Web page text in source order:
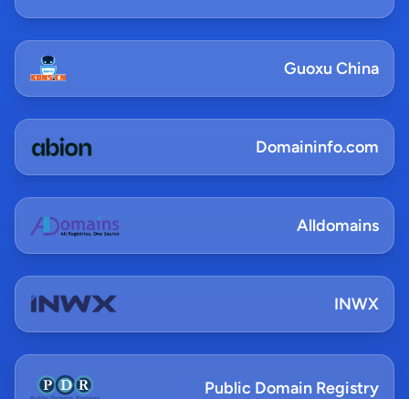
Guoxu China
Domaininfo.com
Alldomains
INWX
Public Domain Registry